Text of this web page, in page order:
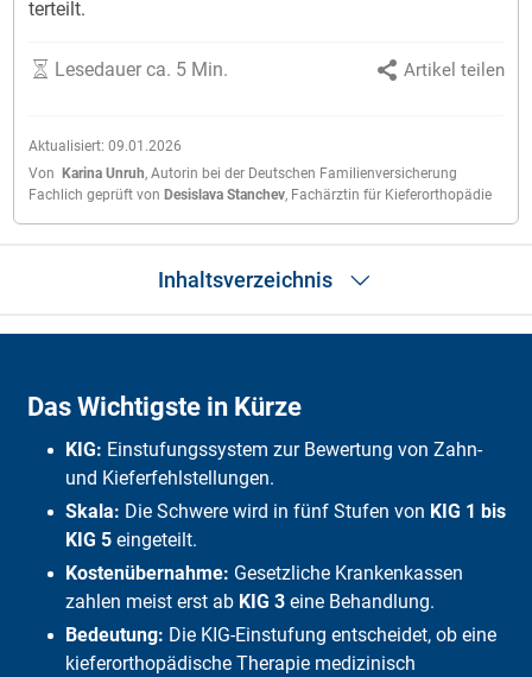
ter­teilt.
Aktualisiert: 09.01.2026
Von
Karina Unruh, Autorin bei der Deutschen Familienversicherung
Fachlich geprüft von Desislava Stanchev, Fachärztin für Kieferorthopädie
Lesedauer ca. 5 Min. Artikel teilen
Inhaltsverzeichnis
Bewertung nach Ursachengruppen
Kran­ken­kassen be­zahlen nicht alle Zahn­kor­rek­turen
Kieferorthopädische Maßnahmen bei Erwachsenen
Fazit
Das Wichtigste in Kürze
KIG: Einstufungssystem zur Bewertung von Zahn-
und Kieferfehlstellungen.
Skala: Die Schwere wird in fünf Stufen von KIG 1 bis
KIG 5eingeteilt.
Kostenübernahme: Gesetzliche Krankenkassen
zahlen meist erst ab KIG 3eine Behandlung.
Bedeutung: Die KIG-Einstufung entscheidet, ob eine
kieferorthopädische Therapie medizinisch